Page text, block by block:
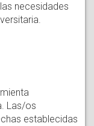
necesidades
Las/os
establecidas